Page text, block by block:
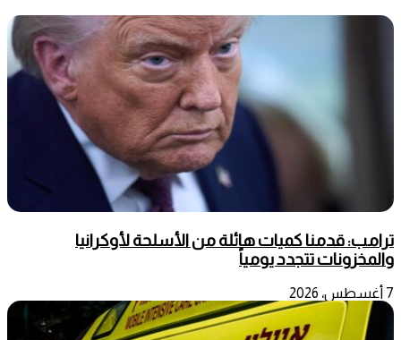
ترامب: قدمنا كميات هائلة من الأسلحة لأوكرانيا
والمخزونات تتجدد يومياً
7 أغسطس، 2026